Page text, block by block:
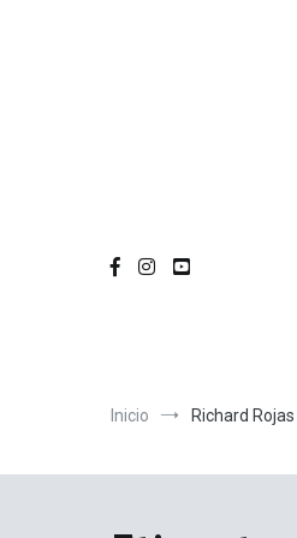
Inicio Richard Rojas